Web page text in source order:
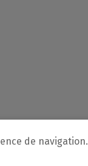
de navigation.